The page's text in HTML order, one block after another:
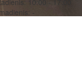
-